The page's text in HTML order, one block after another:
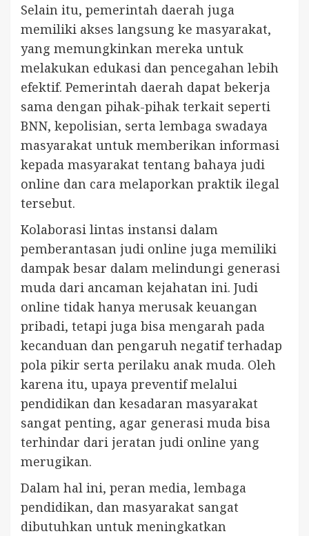
Selain itu, pemerintah daerah juga
memiliki akses langsung ke masyarakat,
yang memungkinkan mereka untuk
melakukan edukasi dan pencegahan lebih
efektif. Pemerintah daerah dapat bekerja
sama dengan pihak-pihak terkait seperti
BNN, kepolisian, serta lembaga swadaya
masyarakat untuk memberikan informasi
kepada masyarakat tentang bahaya judi
online dan cara melaporkan praktik ilegal
tersebut.
Kolaborasi lintas instansi dalam
pemberantasan judi online juga memiliki
dampak besar dalam melindungi generasi
muda dari ancaman kejahatan ini. Judi
online tidak hanya merusak keuangan
pribadi, tetapi juga bisa mengarah pada
kecanduan dan pengaruh negatif terhadap
pola pikir serta perilaku anak muda. Oleh
karena itu, upaya preventif melalui
pendidikan dan kesadaran masyarakat
sangat penting, agar generasi muda bisa
terhindar dari jeratan judi online yang
merugikan.
Dalam hal ini, peran media, lembaga
pendidikan, dan masyarakat sangat
dibutuhkan untuk meningkatkan